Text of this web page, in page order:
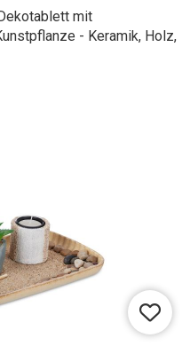
mit
- Keramik, Holz,